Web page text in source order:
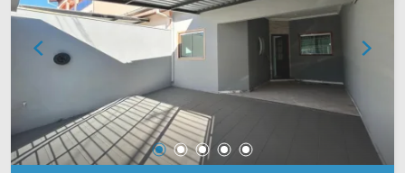
equipe da Arbix Imóveis e agende a sua visita!!
WhatsApp e Telefone: (19) 3475-4546 ARBIX
IMÓVEIS - Presente em cada mudança!